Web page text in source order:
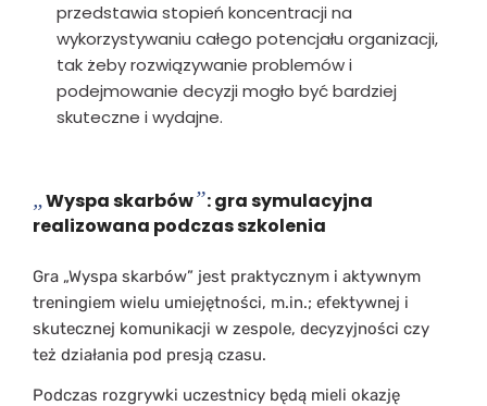
przedstawia stopień koncentracji na
wykorzystywaniu całego potencjału organizacji,
tak żeby rozwiązywanie problemów i
podejmowanie decyzji mogło być bardziej
skuteczne i wydajne.
„Wyspa skarbów”: gra symulacyjna
realizowana podczas szkolenia
Gra „Wyspa skarbów” jest praktycznym i aktywnym
treningiem wielu umiejętności, m.in.; efektywnej i
skutecznej komunikacji w zespole, decyzyjności czy
też działania pod presją czasu.
Podczas rozgrywki uczestnicy będą mieli okazję